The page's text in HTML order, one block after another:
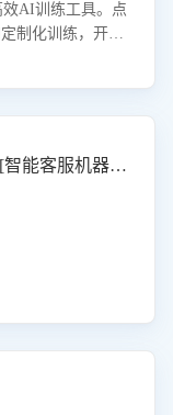
AI训练工具。点
制化训练，开启
能力。
京东-卡片样式发送欢迎语-[智能客服机器人]